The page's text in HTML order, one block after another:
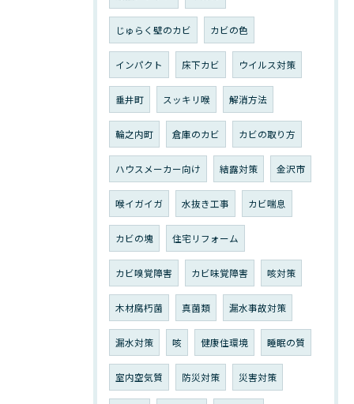
じゅらく壁のカビ カビの色
インパクト 床下カビ ウイルス対策
垂井町 スッキリ喉 解消方法
輪之内町 倉庫のカビ カビの取り方
ハウスメーカー向け 結露対策 金沢市
喉イガイガ 水抜き工事 カビ喘息
カビの塊 住宅リフォーム
カビ嗅覚障害 カビ味覚障害 咳対策
木材腐朽菌 真菌類 漏水事故対策
漏水対策 咳 健康住環境 睡眠の質
室内空気質 防災対策 災害対策